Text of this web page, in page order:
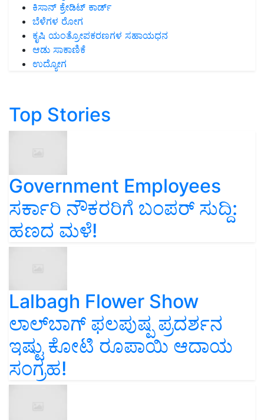
ಕಿಸಾನ್ ಕ್ರೇಡಿಟ್ ಕಾರ್ಡ್
ಬೆಳೆಗಳ ರೋಗ
ಕೃಷಿ ಯಂತ್ರೋಪಕರಣಗಳ ಸಹಾಯಧನ
ಆಡು ಸಾಕಾಣಿಕೆ
ಉದ್ಯೋಗ
Top Stories
Government Employees
ಸರ್ಕಾರಿ ನೌಕರರಿಗೆ ಬಂಪರ್‌ ಸುದ್ದಿ:
ಹಣದ ಮಳೆ!
Lalbagh Flower Show
ಲಾಲ್‌ಬಾಗ್ ಫಲಪುಷ್ಪ ಪ್ರದರ್ಶನ
ಇಷ್ಟು ಕೋಟಿ ರೂಪಾಯಿ ಆದಾಯ
ಸಂಗ್ರಹ!